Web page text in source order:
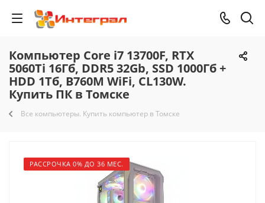
Компьютер Core i7 13700F, RTX
5060Ti 16Гб, DDR5 32Gb, SSD 1000Гб +
HDD 1Тб, B760M WiFi, CL130W.
Купить ПК в Томске
Все компьютеры. Купить компьютер в Томске
РАССРОЧКА 0% ДО 36 МЕС.